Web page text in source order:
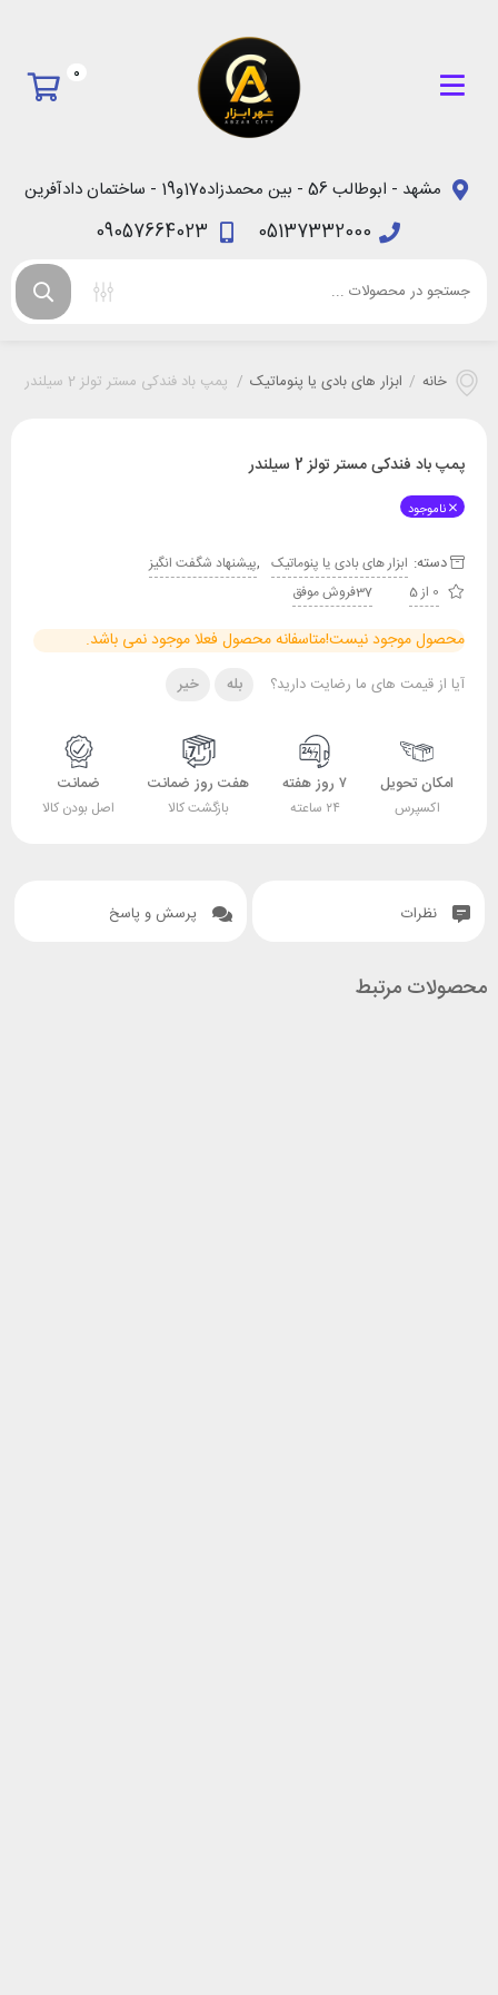
0
مشهد - ابوطالب 56 - بین محمدزاده17و19 - ساختمان دادآفرین
05137332000
09057664023
خانه / ابزار های بادی یا پنوماتیک / پمپ باد فندکی مستر تولز 2 سیلندر
پمپ باد فندکی مستر تولز 2 سیلندر
ناموجود
دسته: ابزار های بادی یا پنوماتیک ,پیشنهاد شگفت انگیز
0 از 5
37فروش موفق
محصول موجود نیست!متاسفانه محصول فعلا موجود نمی باشد.
آیا از قیمت های ما رضایت دارید؟ بله خیر
امکان تحویل
اکسپرس
۷ روز هفته
۲۴ ساعته
هفت روز ضمانت
بازگشت کالا
ضمانت
اصل بودن کالا
نظرات پرسش و پاسخ
محصولات مرتبط